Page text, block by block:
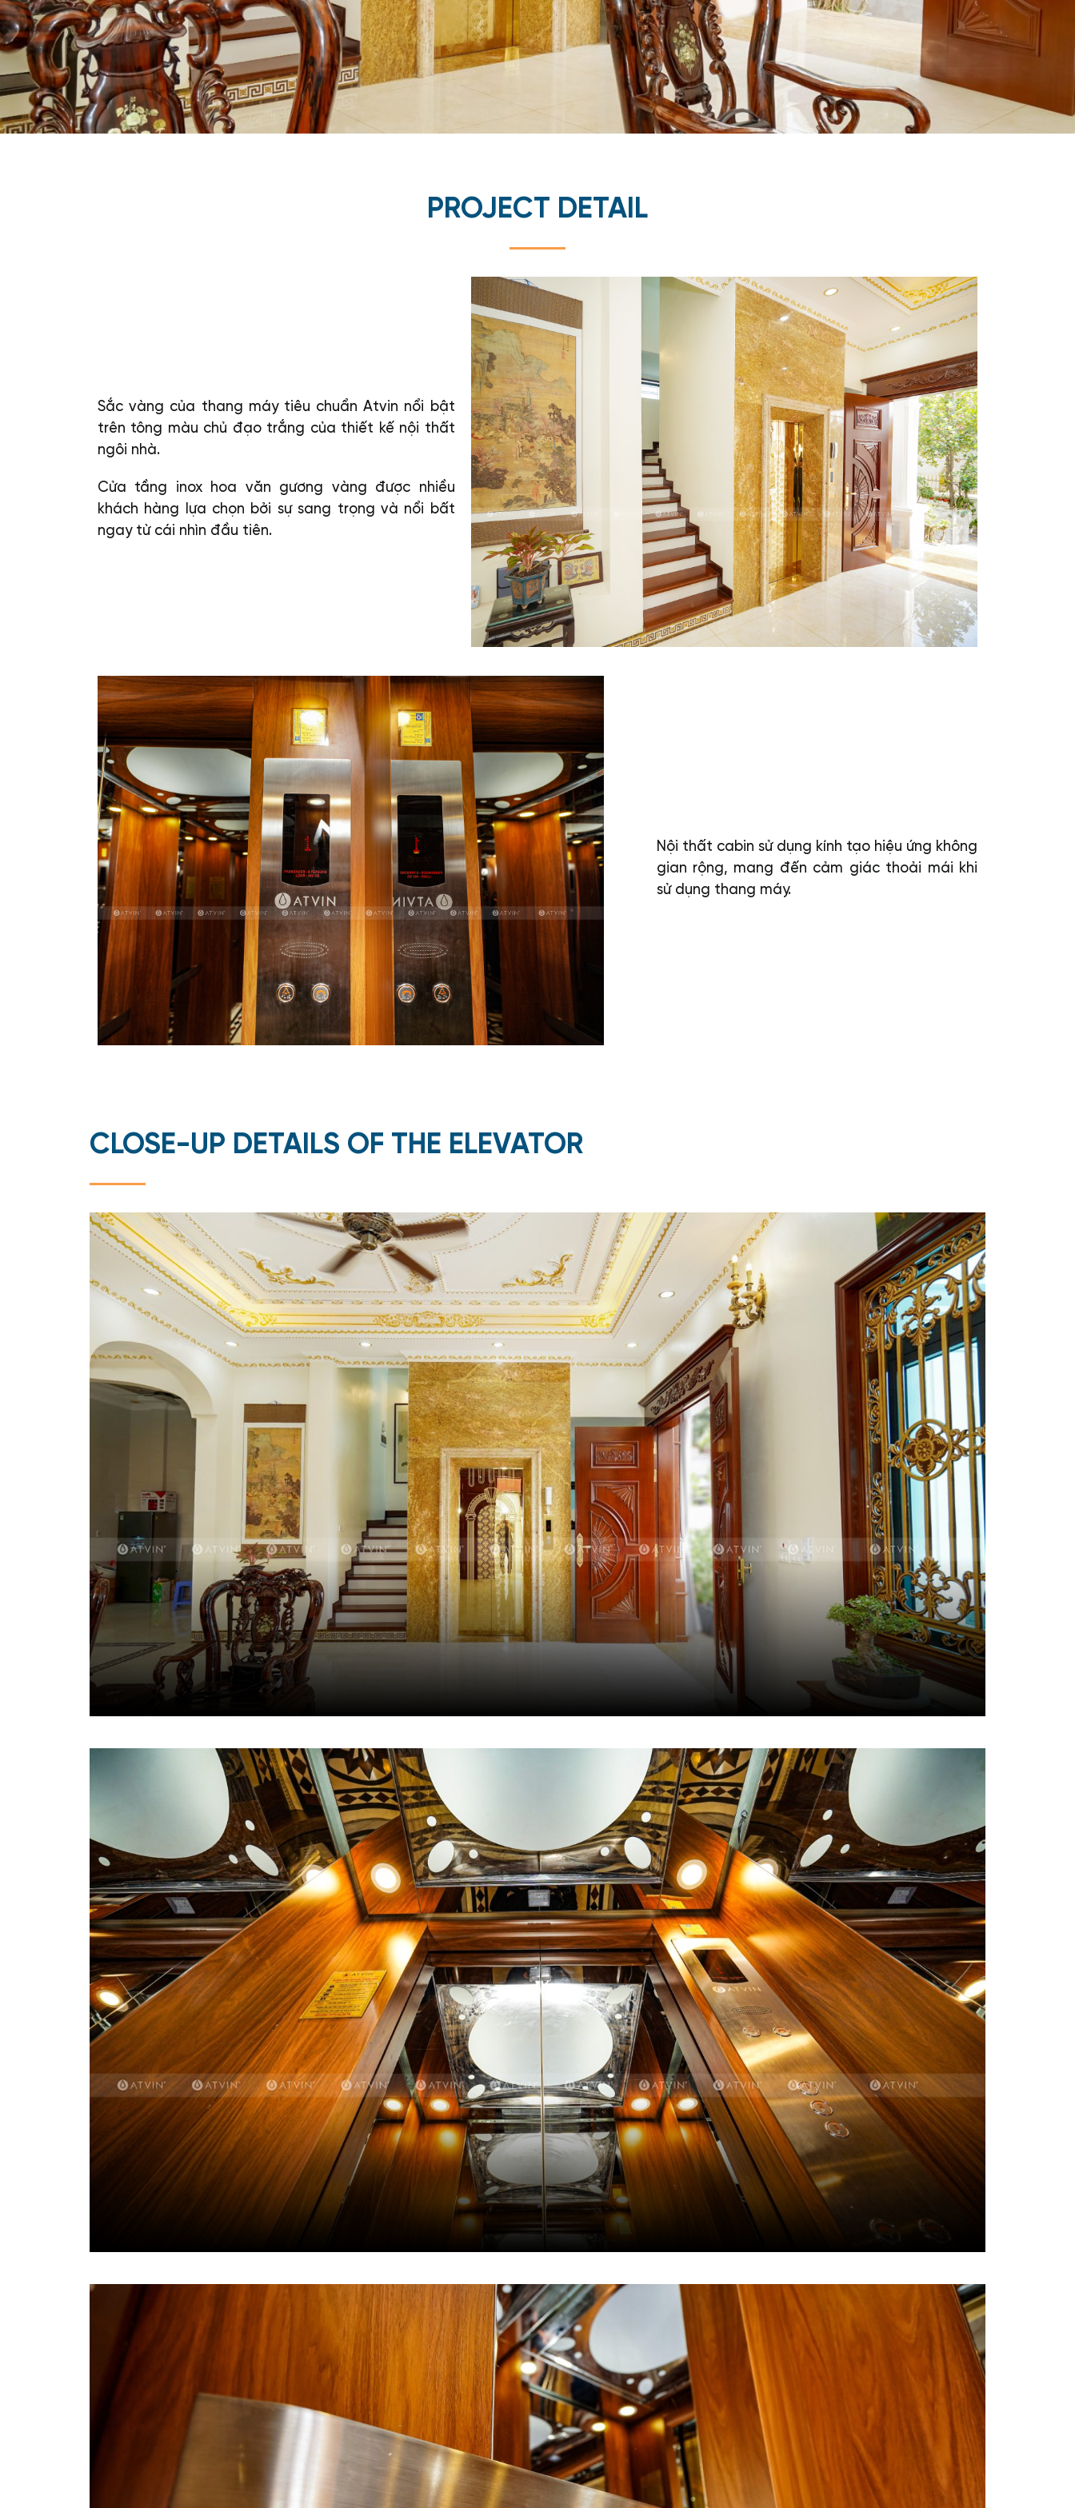
PROJECT DETAIL
Sắc vàng của thang máy tiêu chuẩn Atvin nổi bật
trên tông màu chủ đạo trắng của thiết kế nội thất
ngôi nhà.
Cửa tầng inox hoa văn gương vàng được nhiều
khách hàng lựa chọn bởi sự sang trọng và nổi bất
ngay từ cái nhìn đầu tiên.
Nội thất cabin sử dụng kính tạo hiệu ứng không
gian rộng, mang đến cảm giác thoải mái khi
sử dụng thang máy.
CLOSE-UP DETAILS OF THE ELEVATOR